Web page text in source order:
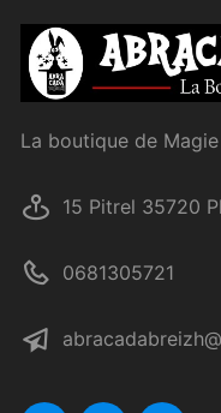
La boutique de
15 Pitrel 35720
0681305721